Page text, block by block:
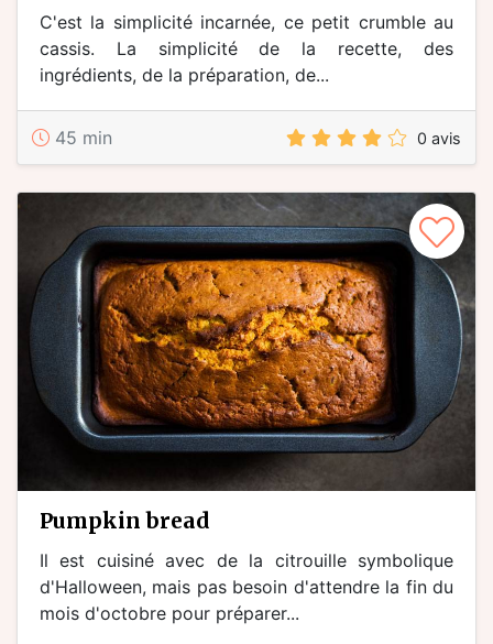
C'est la simplicité incarnée, ce petit crumble au
cassis. La simplicité de la recette, des
ingrédients, de la préparation, de...
45 min 0 avis
Pumpkin bread
Il est cuisiné avec de la citrouille symbolique
d'Halloween, mais pas besoin d'attendre la fin du
mois d'octobre pour préparer...